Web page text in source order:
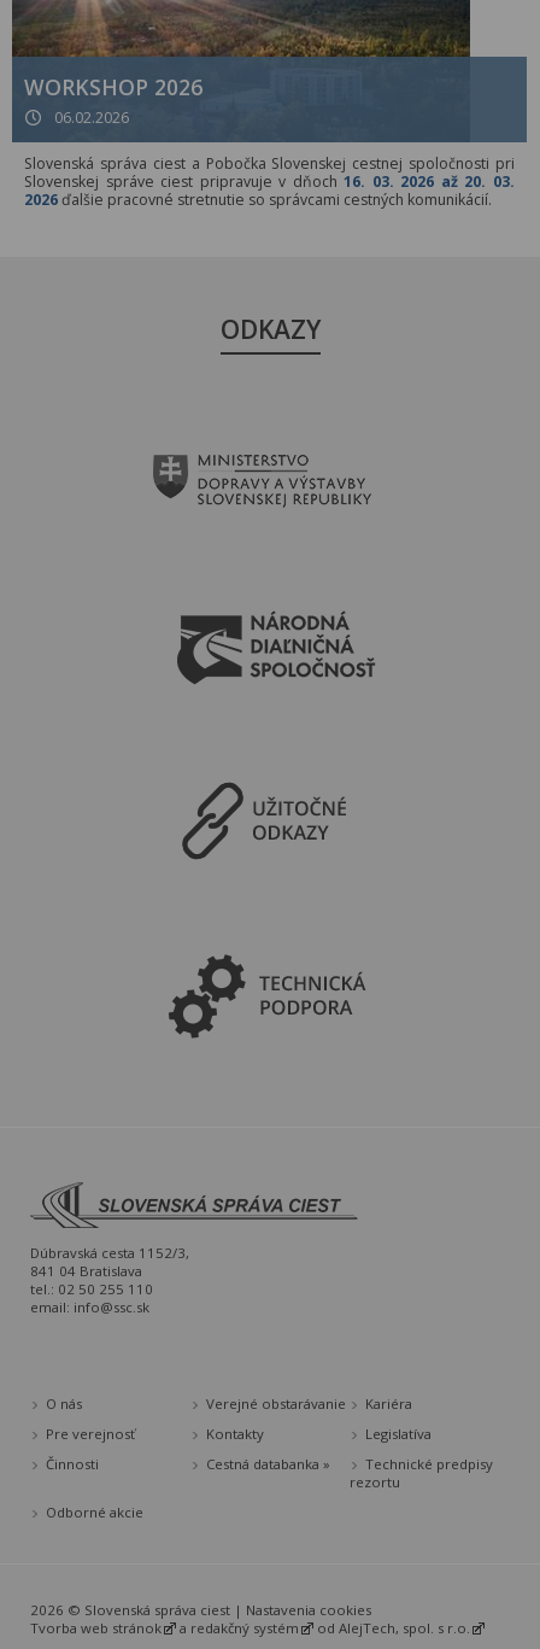
WORKSHOP 2026
06.02.2026
Slovenská správa ciest a Pobočka Slovenskej cestnej spoločnosti pri
Slovenskej správe ciest pripravuje v dňoch16. 03. 2026 až 20. 03.
2026ďalšie pracovné stretnutie so správcami cestných komunikácií.
ODKAZY
Dúbravská cesta 1152/3,
841 04 Bratislava
tel.: 02 50 255 110
email: info@ssc.sk
O nás Verejné obstarávanie
Kariéra
Pre verejnosť
Kontakty
Legislatíva
Činnosti
Cestná databanka »
Technické predpisy
rezortu
Odborné akcie
2026 © Slovenská správa ciest | Nastavenia cookies
Tvorba web stránok
a redakčný systém od AlejTech, spol. s r.o.